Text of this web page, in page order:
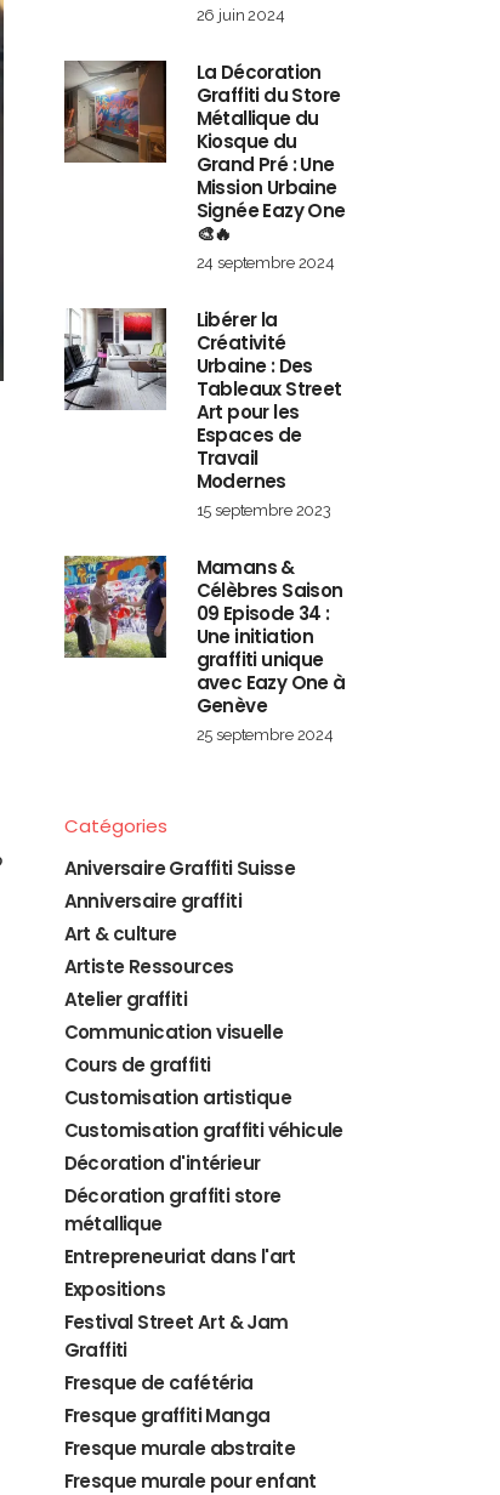
26 juin 2024
La Décoration
Graffiti du Store
Métallique du
Kiosque du
Grand Pré : Une
Mission Urbaine
Signée Eazy One
🎨🔥
24 septembre 2024
Libérer la
Créativité
Urbaine : Des
Tableaux Street
Art pour les
Espaces de
Travail
Modernes
15 septembre 2023
Mamans &
Célèbres Saison
09 Episode 34 :
Une initiation
graffiti unique
avec Eazy One à
Genève
25 septembre 2024
Catégories
Aniversaire Graffiti Suisse
Anniversaire graffiti
Art & culture
Artiste Ressources
Atelier graffiti
Communication visuelle
Cours de graffiti
Customisation artistique
Customisation graffiti véhicule
Décoration d'intérieur
Décoration graffiti store
métallique
Entrepreneuriat dans l'art
Expositions
Festival Street Art & Jam
Graffiti
Fresque de cafétéria
Fresque graffiti Manga
Fresque murale abstraite
Fresque murale pour enfant